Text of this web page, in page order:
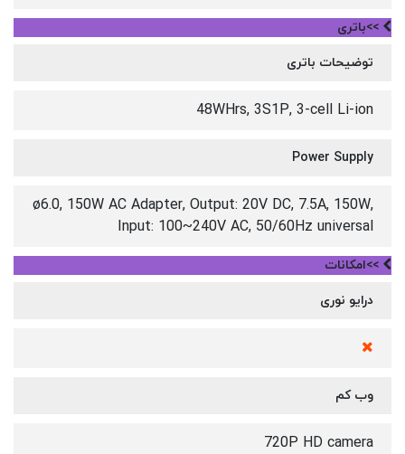
>>باتری
توضیحات باتری
48WHrs, 3S1P, 3-cell Li-ion
Power Supply
ø6.0, 150W AC Adapter, Output: 20V DC, 7.5A, 150W,
Input: 100~240V AC, 50/60Hz universal
>>امکانات
درایو نوری
وب کم
720P HD camera